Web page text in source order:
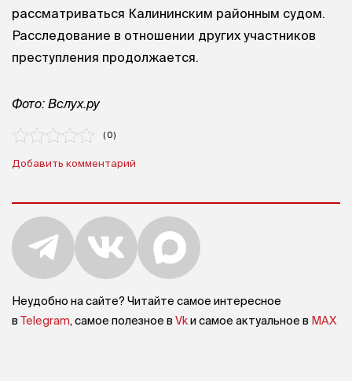
рассматриваться Калининским районным судом.
Расследование в отношении других участников
преступления продолжается.
Фото: Вслух.ру
( 0 )
Добавить комментарий
Неудобно на сайте? Читайте самое интересное
в Telegram, самое полезное в Vkи самое актуальное в MAX